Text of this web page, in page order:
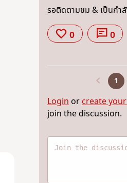
รอติดตามชม & เป็นกำลั
0 0
1
Loginorcreate
join the discussion.